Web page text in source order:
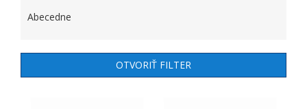
Abecedne
OTVORIŤ FILTER